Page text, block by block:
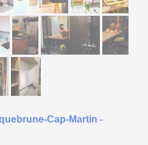
Cap-Martin -